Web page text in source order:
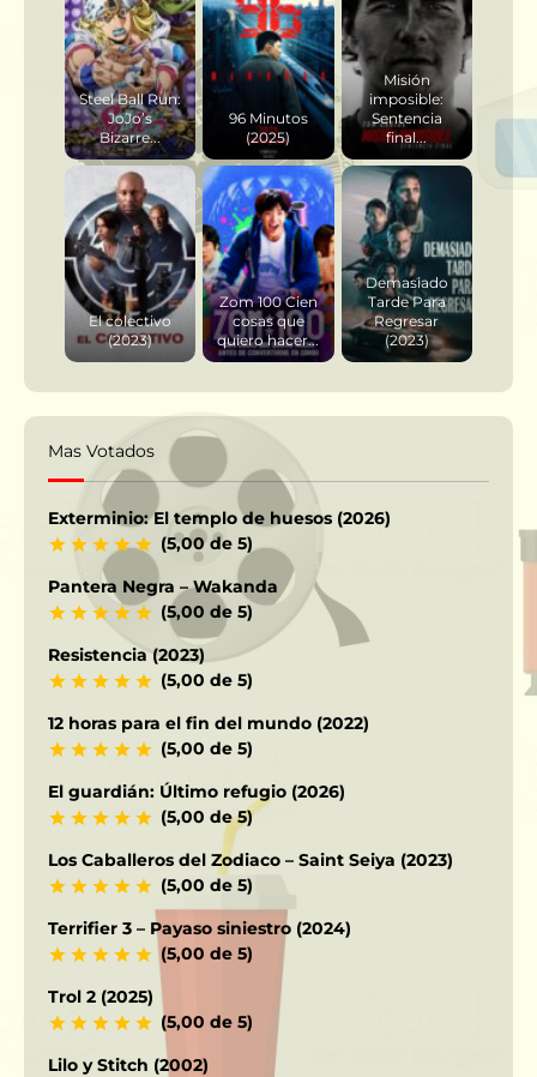
Steel Ball Run:
JoJo’s
Bizarre...
96 Minutos
(2025)
Misión
imposible:
Sentencia
final...
El colectivo
(2023)
Zom 100 Cien
cosas que
quiero hacer...
Demasiado
Tarde Para
Regresar
(2023)
Mas Votados
Exterminio: El templo de huesos (2026)
(5,00 de 5)
Pantera Negra – Wakanda
(5,00 de 5)
Resistencia (2023)
(5,00 de 5)
12 horas para el fin del mundo (2022)
(5,00 de 5)
El guardián: Último refugio (2026)
(5,00 de 5)
Los Caballeros del Zodiaco – Saint Seiya (2023)
(5,00 de 5)
Terrifier 3 – Payaso siniestro (2024)
(5,00 de 5)
Trol 2 (2025)
(5,00 de 5)
Lilo y Stitch (2002)